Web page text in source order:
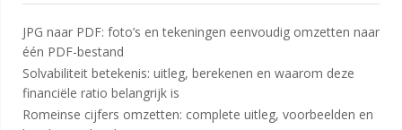
JPG naar PDF: foto’s en tekeningen eenvoudig omzetten naar
één PDF-bestand
Solvabiliteit betekenis: uitleg, berekenen en waarom deze
financiële ratio belangrijk is
Romeinse cijfers omzetten: complete uitleg, voorbeelden en